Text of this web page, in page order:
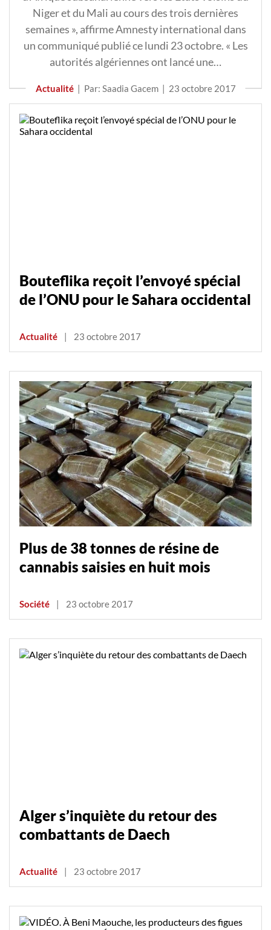
Niger et du Mali au cours des trois dernières
semaines », affirme Amnesty international dans
un communiqué publié ce lundi 23 octobre. « Les
autorités algériennes ont lancé une…
Actualité | Par: Saadia Gacem | 23 octobre 2017
Bouteflika reçoit l’envoyé spécial
de l’ONU pour le Sahara occidental
Actualité | 23 octobre 2017
Plus de 38 tonnes de résine de
cannabis saisies en huit mois
Société | 23 octobre 2017
Alger s’inquiète du retour des
combattants de Daech
Actualité | 23 octobre 2017